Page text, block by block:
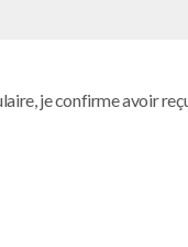
je confirme avoir